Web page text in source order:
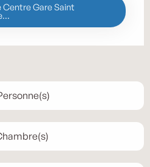
Centre Gare Saint